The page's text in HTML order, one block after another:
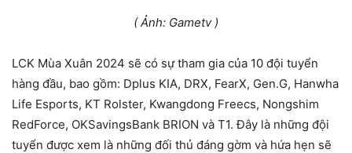
( Ảnh: Gametv )
LCK Mùa Xuân 2024 sẽ có sự tham gia của 10 đội tuyển
hàng đầu, bao gồm: Dplus KIA, DRX, FearX, Gen.G, Hanwha
Life Esports, KT Rolster, Kwangdong Freecs, Nongshim
RedForce, OKSavingsBank BRION và T1. Đây là những đội
tuyển được xem là những đối thủ đáng gờm và hứa hẹn sẽ